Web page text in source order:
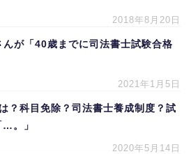
2018年8月20日
んが「40歳までに司法書士試験合格
2021年1月5日
？科目免除？司法書士養成制度？試
…。」
2020年5月14日